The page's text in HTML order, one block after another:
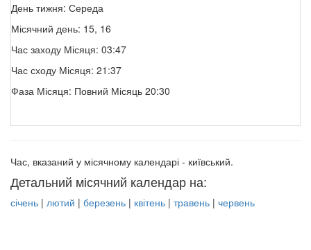
День тижня: Середа
Місячний день: 15, 16
Час заходу Місяця: 03:47
Час сходу Місяця: 21:37
Фаза Місяця: Повний Місяць 20:30
Час, вказаний у місячному календарі - київський.
Детальний місячний календар на:
січень | лютий | березень | квітень | травень | червень